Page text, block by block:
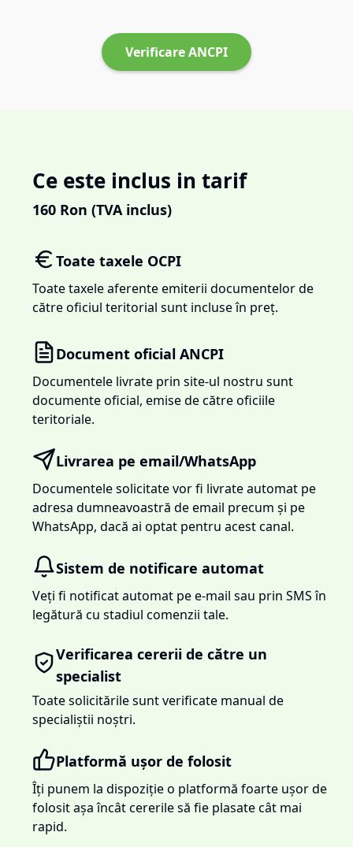
Verificare ANCPI
Ce este inclus in tarif
160 Ron (TVA inclus)
Toate taxele OCPI
Toate taxele aferente emiterii documentelor de
către oficiul teritorial sunt incluse în preț.
Document oficial ANCPI
Documentele livrate prin site-ul nostru sunt
documente oficial, emise de către oficiile
teritoriale.
Livrarea pe email/WhatsApp
Documentele solicitate vor fi livrate automat pe
adresa dumneavoastră de email precum și pe
WhatsApp, dacă ai optat pentru acest canal.
Sistem de notificare automat
Veți fi notificat automat pe e-mail sau prin SMS în
legătură cu stadiul comenzii tale.
Verificarea cererii de către un
specialist
Toate solicitările sunt verificate manual de
specialiștii noștri.
Platformă ușor de folosit
Îți punem la dispoziție o platformă foarte ușor de
folosit așa încât cererile să fie plasate cât mai
rapid.